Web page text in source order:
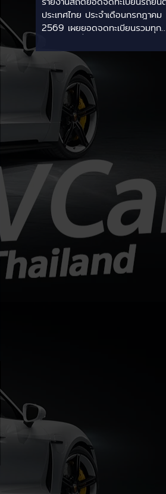
แชมป์อันดับ 1 ในไทย
ประเทศไทย ประจำเดือนกรกฎาคม
2569 เผยยอดจดทะเบียนรวมทุก
ใหญ่สัญชาติญี่ปุ่นอย่าง TOYOTA
คงสร้างผลงานได้อย่างยอดเยี่ยม ด้
ยอดจดทะเบียนรวมแบรนด์สูงถึง
19,564 คัน ครองส่วนแบ่งตลาด
อันดับ 1 ของประเทศได้อย่างมั่นคง
ทิ้งห่างคู่แข่งอย่างขาดลอย รายละเ
จากสถิติ: - ภาพรวมแบรนด์: TOYOTA
คว้าอันดับ 1 ยอดจดทะเบียนรวมทุก
ประเภทที่ 19,564 คัน คิดเป็นสัดส่ว
มากกว่า 1 ใน 3 ของยอดจดทะเบียน
รถยนต์ทั้งประเทศประจำเดือนกรกฎ